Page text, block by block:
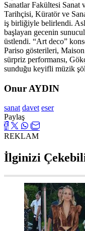
Sanatlar Fakültesi
Tarihçisi, Küratör ve
iş birliğiyle belirlendi. Aslı
başlayan gecenin
üstlendi. “Art deco”
Pariso gösterileri,
sürpriz performansı,
sunduğu keyifli müzik
Onur AYDIN
sanat davet eser
Paylaş
REKLAM
İlginizi